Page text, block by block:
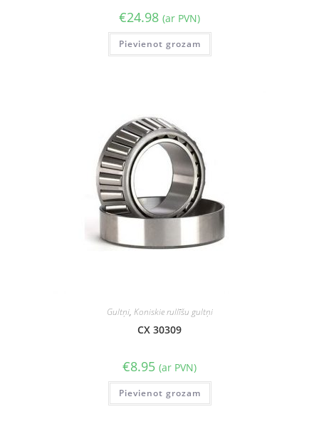
€24.98 (ar PVN)
Pievienot grozam
Gultņi, Koniskie rullīšu gultņi
CX 30309
€8.95 (ar PVN)
Pievienot grozam